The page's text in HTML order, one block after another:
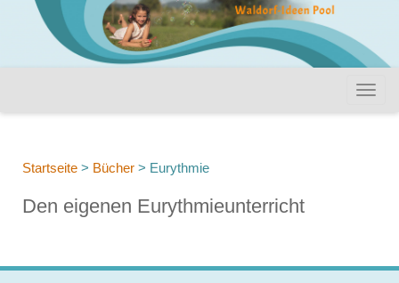
Startseite > Bücher > Eurythmie
Den eigenen Eurythmieunterricht